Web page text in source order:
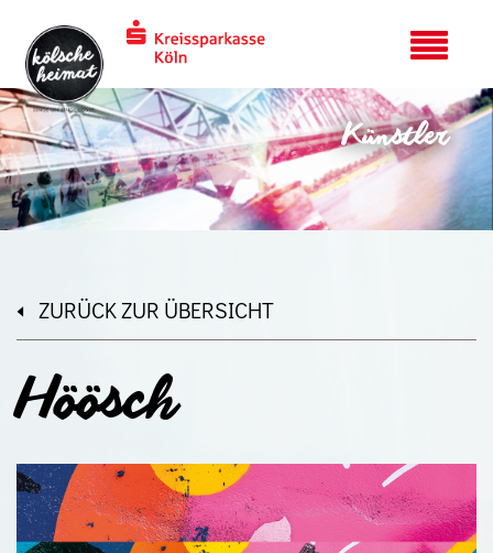
Künstler
ZURÜCK ZUR ÜBERSICHT
Höösch